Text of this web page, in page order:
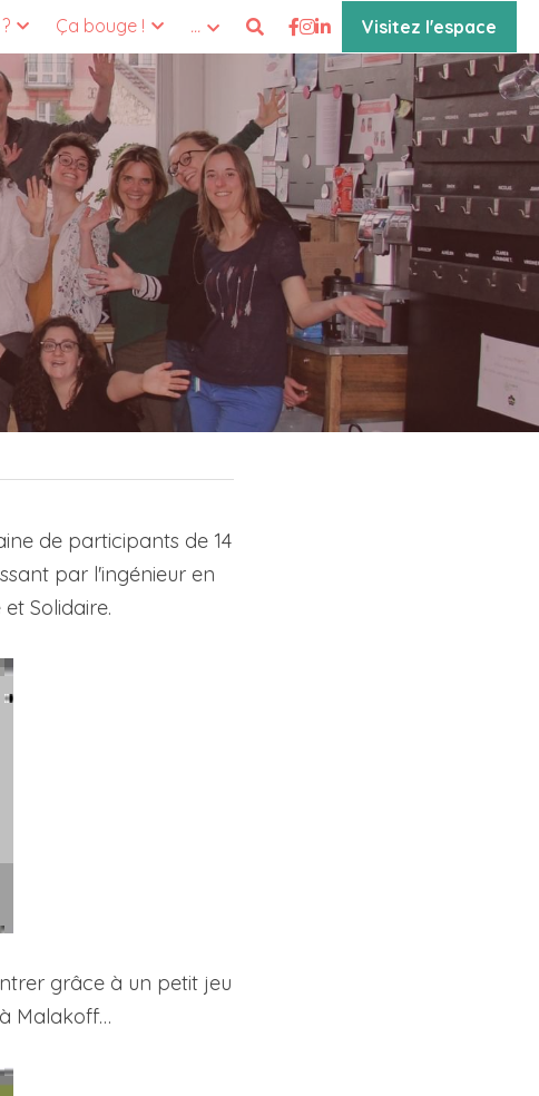
Ça bouge ! … Visitez l'espace
de participants de 14
par l'ingénieur en
Solidaire.
grâce à un petit jeu
Malakoff…